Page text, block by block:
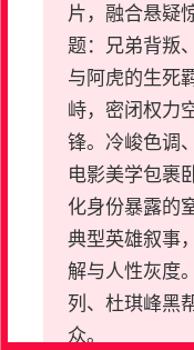
片，融合悬疑
题：兄弟背叛
与阿虎的生死
峙，密闭权力
锋。冷峻色调
电影美学包裹
化身份暴露的
典型英雄叙事
解与人性灰度
列、杜琪峰黑
众。